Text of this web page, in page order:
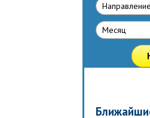
Направлениe
Месяц